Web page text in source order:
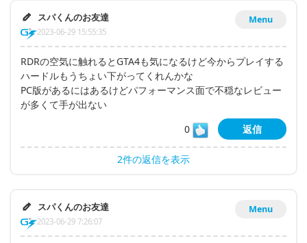
Menu
スパくんのお友達
2023-06-29 15:55:35
RDRの空気に触れるとGTA4も気になるけど今からプレイする
ハードルもうちょい下がってくれんかな
PC版があるにはあるけどパフォーマンス面で不穏なレビュー
が多くて手が出ない
0
返信
2件の返信を表示
Menu
スパくんのお友達
2023-06-29 7:26:07